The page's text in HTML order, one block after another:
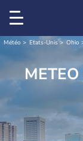
Météo Etats-Unis Ohio